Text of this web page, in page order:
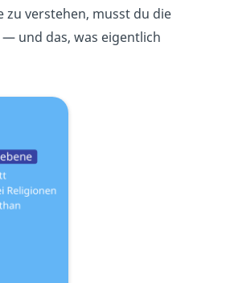
zu verstehen, musst du die
und das, was eigentlich